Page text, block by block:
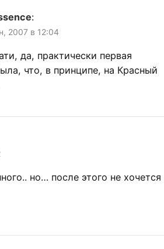
:
2007 в 12:04
да, практически первая
что, в принципе, на Красный
но… после этого не хочется